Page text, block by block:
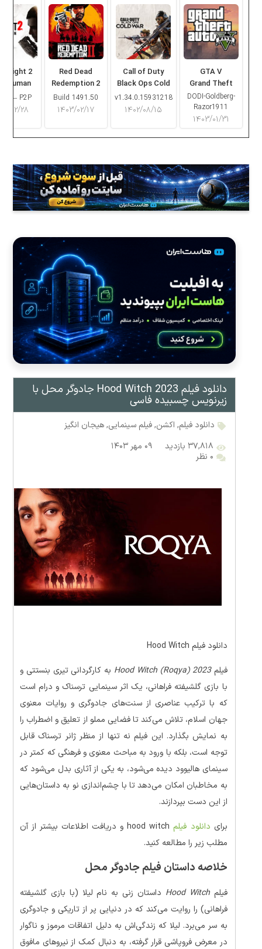
GTA V
Grand Theft
Auto V
DODI-Goldberg-
Razor1911
۱۴۰۳/۰۱/۳۱
Call of Duty
Black Ops Cold
War
v1.34.0.15931218
۱۴۰۲/۰۸/۱۵
Red Dead
Redemption 2
Build 1491.50
۱۴۰۳/۰۲/۱۷
Light 2
Human
– P2P
۱۴۰۳/
دانلود فیلم Hood Witch 2023 جادوگر محل با
زیرنویس چسبیده فاسی
دانلود فیلم, اکشن,فیلم سینمایی,هیجان انگیز
۳۷,۸۱۸ بازدید
۰۹ مهر ۱۴۰۳
۰ نظر
دانلود فیلم Hood Witch
فیلمHood Witch (Roqya) 2023 به کارگردانی تیری بنستتی و
با بازی گلشیفته فراهانی، یک اثر سینمایی ترسناک و درام است
که با ترکیب عناصری از سنت‌های جادوگری و روایات معنوی
جهان اسلام، تلاش می‌کند تا فضایی مملو از تعلیق و اضطراب را
به نمایش بگذارد. این فیلم نه تنها از منظر ژانر ترسناک قابل
توجه است، بلکه با ورود به مباحث معنوی و فرهنگی که کمتر در
سینمای هالیوود دیده می‌شود، به یکی از آثاری بدل می‌شود که
به مخاطبان امکان می‌دهد تا با چشم‌اندازی نو به داستان‌هایی
از این دست بپردازند.
برای دانلود فیلم
hood witch و دریافت اطلاعات بیشتر از آن
مطلب زیر را مطالعه کنید.
خلاصه داستان فیلم جادوگر محل
فیلمHood Witch داستان زنی به نام لیلا (با بازی گلشیفته
فراهانی) را روایت می‌کند که در دنیایی پر از تاریکی و جادوگری
به سر می‌برد. لیلا که زندگی‌اش به دلیل اتفاقات مرموز و ناگوار
در معرض فروپاشی قرار گرفته، به دنبال کمک از نیروهای مافوق